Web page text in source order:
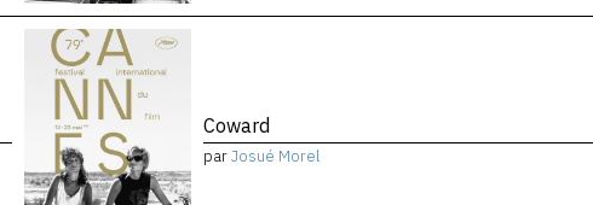
Coward
parJosué Morel